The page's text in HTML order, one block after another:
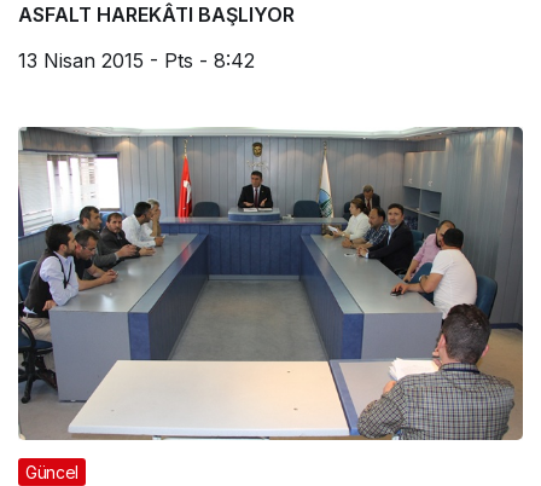
ASFALT HAREKÂTI BAŞLIYOR
13 Nisan 2015 - Pts - 8:42
Güncel